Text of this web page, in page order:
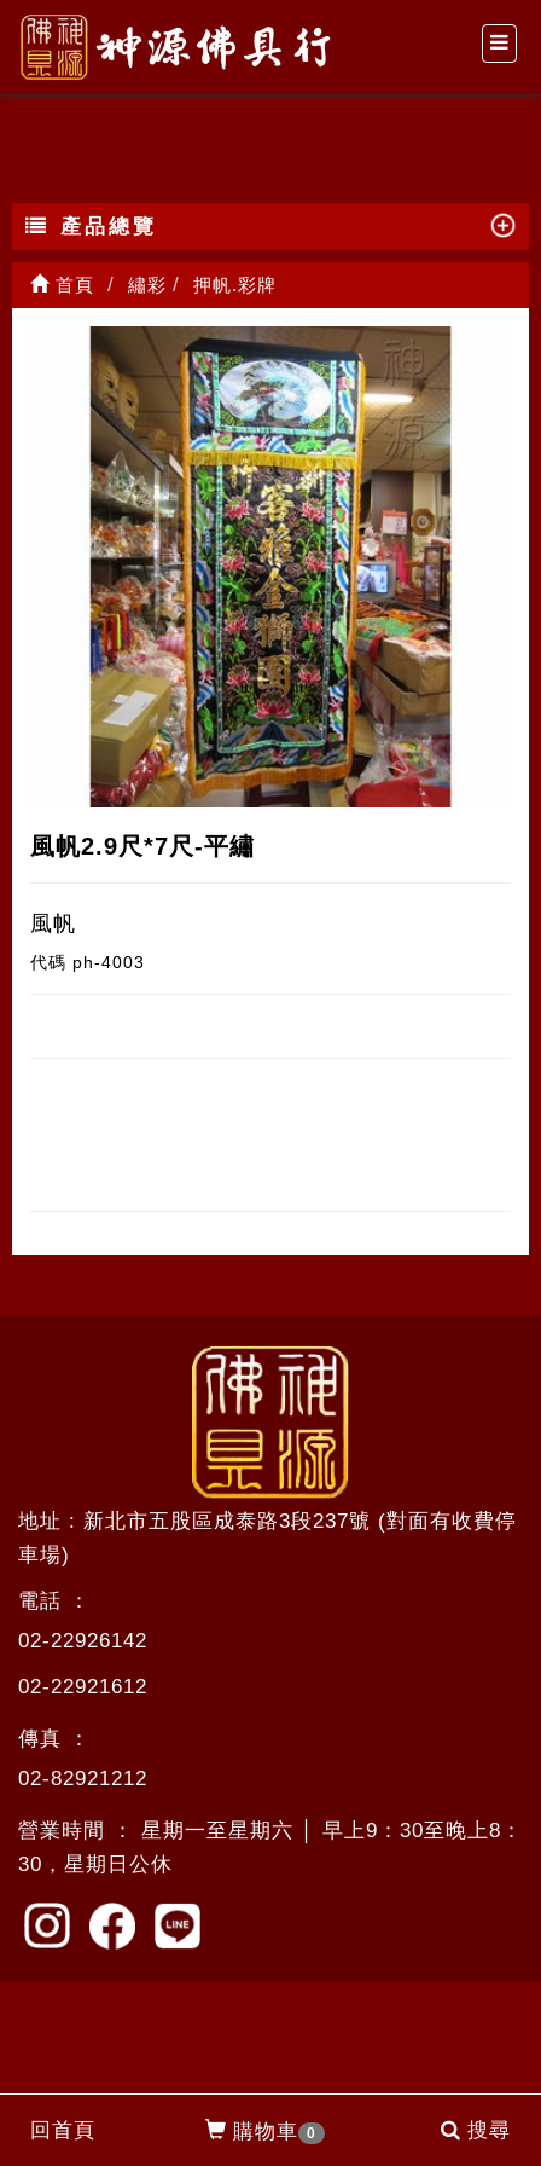
回首頁 購物車 0 搜尋
押帆.彩牌
產品總覽
首頁 繡彩 押帆.彩牌
風帆2.9尺*7尺-平繡
風帆
代碼 ph-4003
地址 : 新北市五股區成泰路3段237號 (對面有收費停
車場)
電話 ：
02-22926142
02-22921612
傳真 ：
02-82921212
營業時間 ： 星期一至星期六 │ 早上9：30至晚上8：
30，星期日公休